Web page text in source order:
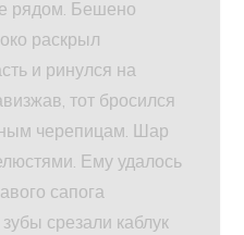
рядом. Бешено
раскрыл
и ринулся на
тот бросился
черепицам. Шар
Ему удалось
сапога
срезали каблук